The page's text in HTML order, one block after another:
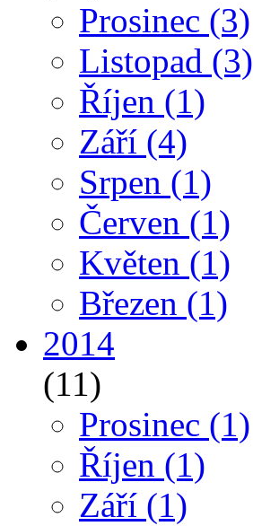
Prosinec (3)
Listopad (3)
Říjen (1)
Září (4)
Srpen (1)
Červen (1)
Květen (1)
Březen (1)
2014
(11)
Prosinec (1)
Říjen (1)
Září (1)